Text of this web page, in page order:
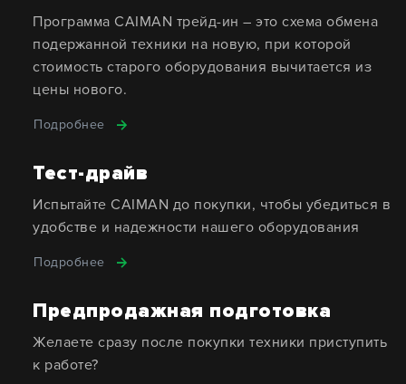
Программа CAIMAN трейд-ин – это схема обмена
подержанной техники на новую, при которой
стоимость старого оборудования вычитается из
цены нового.
Подробнее
Тест-драйв
Испытайте CAIMAN до покупки, чтобы убедиться в
удобстве и надежности нашего оборудования
Подробнее
Предпродажная подготовка
Желаете сразу после покупки техники приступить
к работе?